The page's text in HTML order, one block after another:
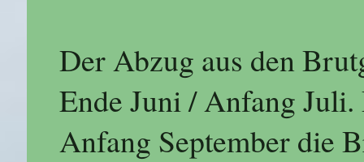
Der Abzug aus den
Ende Juni / Anfang
Anfang September die